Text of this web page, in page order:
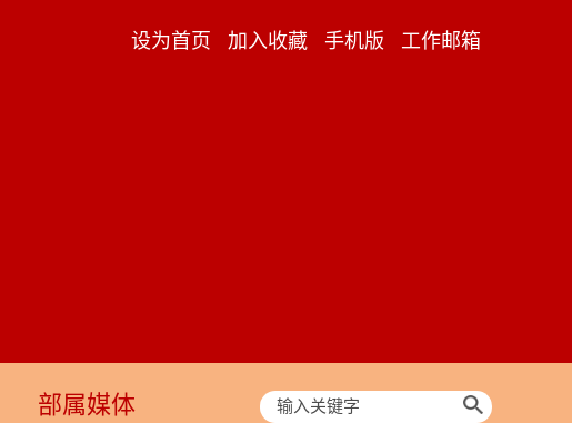
设为首页 加入收藏 手机版 工作邮箱
部属媒体